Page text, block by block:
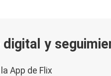
y
App de Flix